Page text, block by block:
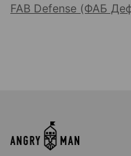
FAB Defense (ФАБ